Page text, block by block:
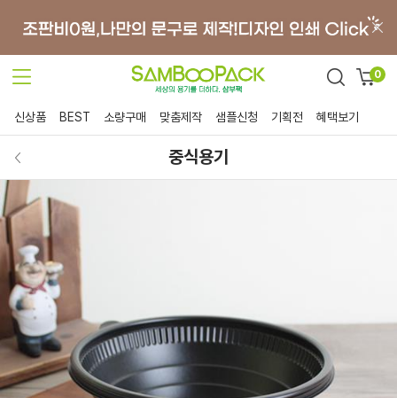
0
신상품 BEST 소량구매 맞춤제작 샘플신청 기획전 혜택보기
중식용기